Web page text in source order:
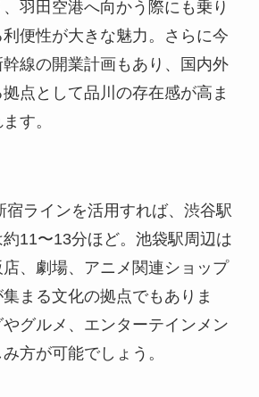
羽田空港へ向かう際にも乗り
便性が大きな魅力。さらに今
線の開業計画もあり、国内外
点として品川の存在感が高ま
す。
宿ラインを活用すれば、渋谷駅
11〜13分ほど。池袋駅周辺は
、劇場、アニメ関連ショップ
まる文化の拠点でもありま
グルメ、エンターテインメン
方が可能でしょう。